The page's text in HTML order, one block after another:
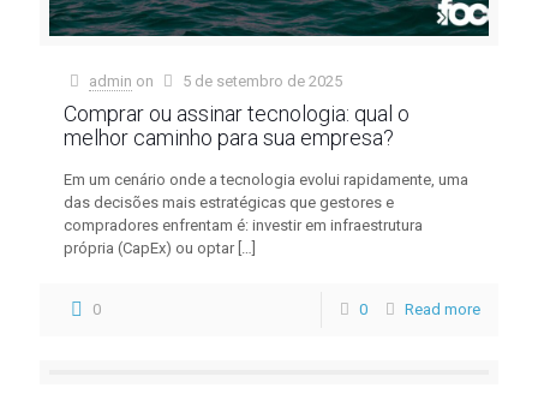
admin on 5 de setembro de 2025
Comprar ou assinar tecnologia: qual o
melhor caminho para sua empresa?
Em um cenário onde a tecnologia evolui rapidamente, uma
das decisões mais estratégicas que gestores e
compradores enfrentam é: investir em infraestrutura
própria (CapEx) ou optar[…]
0 0 Read more